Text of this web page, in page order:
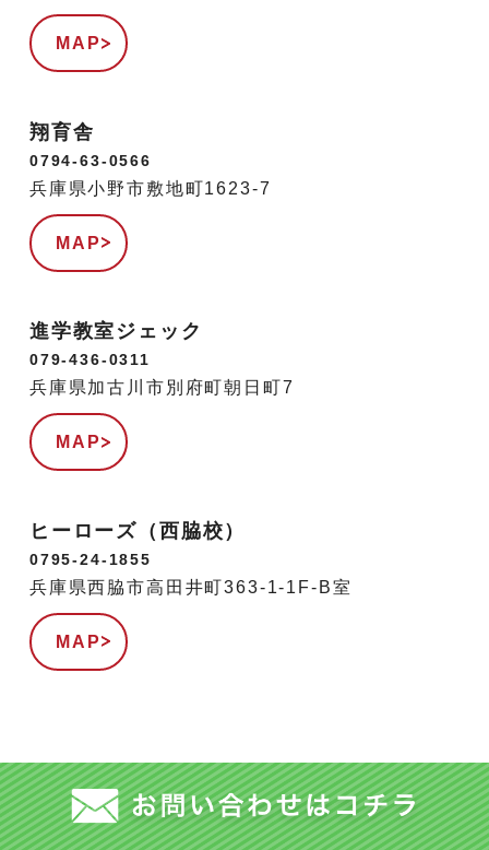
MAP
翔育舎
0794-63-0566
兵庫県小野市敷地町1623-7
MAP
進学教室ジェック
079-436-0311
兵庫県加古川市別府町朝日町7
MAP
ヒーローズ（西脇校）
0795-24-1855
兵庫県西脇市高田井町363-1-1F-B室
MAP